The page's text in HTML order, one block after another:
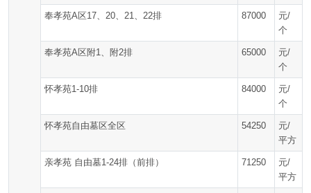
奉孝苑A区17、20、21、22排 87000
元/
个
奉孝苑A区附1、附2排 65000
元/
个
怀孝苑1-10排 84000
元/
个
怀孝苑自由墓区全区 54250
元/
平方
亲孝苑 自由墓1-24排（前排） 71250
元/
平方